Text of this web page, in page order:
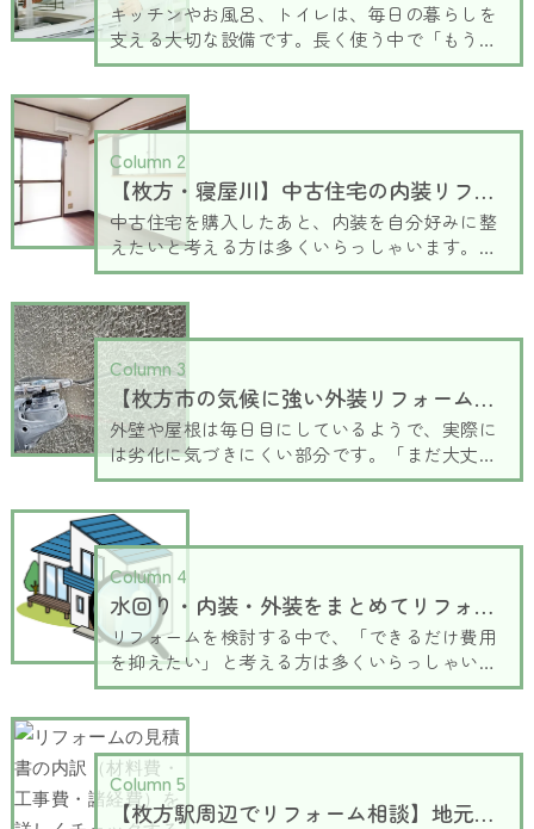
会社概要
お問合せ
キッチンやお風呂、トイレは、毎日の暮らしを
支える大切な設備です。長く使う中で「もう少
し使いやすくしたい」「掃除しやすい設備に変
えたい」と考える方も多いでしょう。枚方市で
も、住み慣れた家をより快適にするために水回
りリフォームを検討される方が増えています。
この記事では、水回りリフォームの具体的な費
用相場と、費用をなるべく抑えるためのポイン
トをわかりやすくご紹介します。
Column 2
【枚方・寝屋川】中古住宅の内装リフォーム事例！間取り変更と壁紙選び
中古住宅を購入したあと、内装を自分好みに整
えたいと考える方は多くいらっしゃいます。中
でもLDKは暮らしの中心となる空間のため、間
取りやデザインによって住み心地が大きく変わ
ります。枚方・寝屋川エリアでも、間取り変更
や内装リフォームによって理想の住まいを実現
するケースが増えています。この記事では、実
際のリフォームでよく選ばれる工夫をもとに、
LDKづくりのポイントを分かりやすくご紹介し
ます。
Column 3
【枚方市の気候に強い外装リフォーム】外壁塗装・屋根工事のタイミングと業者選び
外壁や屋根は毎日目にしているようで、実際に
は劣化に気づきにくい部分です。「まだ大丈
夫」と思っていても、気づいたときには工事が
大がかりになってしまうケースも少なくありま
せん。枚方市は気温差や雨の影響を受けやす
く、外壁や屋根の傷みが進みやすい環境です。
そのため、適切なタイミングでの点検やメンテ
ナンスが、住まいを長持ちさせるポイントにな
ります。本記事では、外壁塗装や屋根工事のタ
イミングの見極め方と、失敗しない業者選びの
Column 4
水回り・内装・外装をまとめてリフォーム！枚方で補助金・助成金を活用
リフォームを検討する中で、「できるだけ費用
を抑えたい」と考える方は多くいらっしゃいま
す。特に水回りや内装、外装をまとめて行う場
合は、費用も大きくなりやすいため、補助金や
助成金の活用が重要になります。枚方市でも条
件に応じて利用できる制度があるため、うまく
活用することで負担を抑えたリフォームが可能
になります。
Column 5
【枚方駅周辺でリフォーム相談】地元密着の職人が教える、失敗しない見積もり比較